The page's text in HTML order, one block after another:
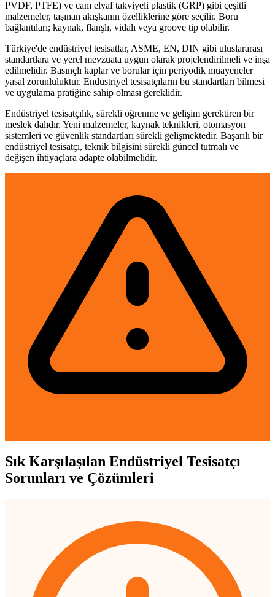
PVDF, PTFE) ve cam elyaf takviyeli plastik (GRP) gibi çeşitli
malzemeler, taşınan akışkanın özelliklerine göre seçilir. Boru
bağlantıları; kaynak, flanşlı, vidalı veya groove tip olabilir.
Türkiye'de endüstriyel tesisatlar, ASME, EN, DIN gibi uluslararası
standartlara ve yerel mevzuata uygun olarak projelendirilmeli ve inşa
edilmelidir. Basınçlı kaplar ve borular için periyodik muayeneler
yasal zorunluluktur. Endüstriyel tesisatçıların bu standartları bilmesi
ve uygulama pratiğine sahip olması gereklidir.
Endüstriyel tesisatçılık, sürekli öğrenme ve gelişim gerektiren bir
meslek dalıdır. Yeni malzemeler, kaynak teknikleri, otomasyon
sistemleri ve güvenlik standartları sürekli gelişmektedir. Başarılı bir
endüstriyel tesisatçı, teknik bilgisini sürekli güncel tutmalı ve
değişen ihtiyaçlara adapte olabilmelidir.
Sık Karşılaşılan Endüstriyel Tesisatçı
Sorunları ve Çözümleri